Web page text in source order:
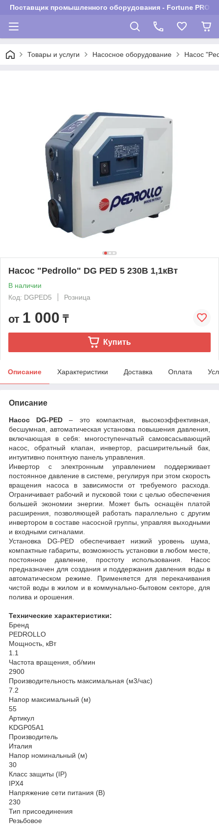
Поставщик промышленного оборудования - Fortune PROM
Товары и услуги Насосное оборудование Насос
Насос "Pedrollo" DG PED 5 230В 1,1кВт
В наличии
Код: DGPED5
Розница
от 1 000 ₸
Купить
Описание Характеристики Доставка Оплата
Описание
Насос DG-PED– это компактная, высокоэффективная,
бесшумная, автоматическая установка повышения давления,
включающая в себя: многоступенчатый самовсасывающий
насос, обратный клапан, инвертор, расширительный бак,
интуитивно понятную панель управления.
Инвертор с электронным управлением поддерживает
постоянное давление в системе, регулируя при этом скорость
вращения насоса в зависимости от требуемого расхода.
Ограничивает рабочий и пусковой токи с целью обеспечения
большей экономии энергии. Может быть оснащён платой
расширения, позволяющей работать параллельно с другим
инвертором в составе насосной группы, управляя выходными
и входными сигналами.
Установка DG-PED обеспечивает низкий уровень шума,
компактные габариты, возможность установки в любом месте,
постоянное давление, простоту использования. Насос
предназначен для создания и поддержания давления воды в
автоматическом режиме. Применяется для перекачивания
чистой воды в жилом и в коммунально-бытовом секторе, для
полива и орошения.
Технические характеристики:
Бренд
PEDROLLO
Мощность, кВт
1.1
Частота вращения, об/мин
2900
Производительность максимальная (м3/час)
7.2
Напор максимальный (м)
55
Артикул
KDGP05A1
Производитель
Италия
Напор номинальный (м)
30
Класс защиты (IP)
IPX4
Напряжение сети питания (В)
230
Тип присоединения
Резьбовое